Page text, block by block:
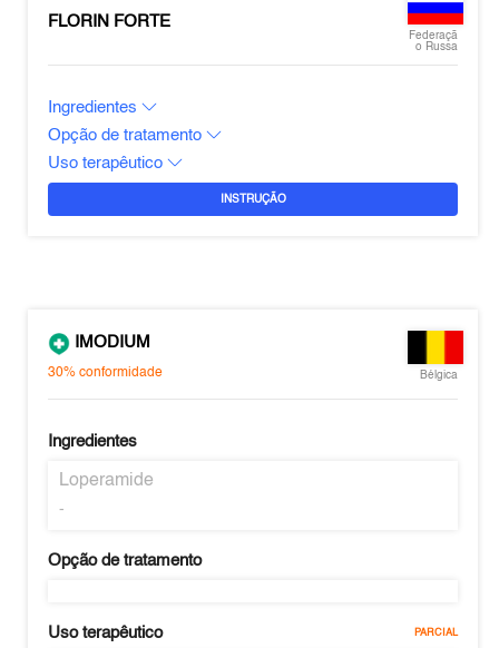
FLORIN FORTE
Federaçã
o Russa
Ingredientes
Opção de tratamento
Uso terapêutico
INSTRUÇÃO
IMODIUM
30%conformidade Bélgica
Ingredientes
Loperamide
-
Opção de tratamento
Uso terapêutico PARCIAL